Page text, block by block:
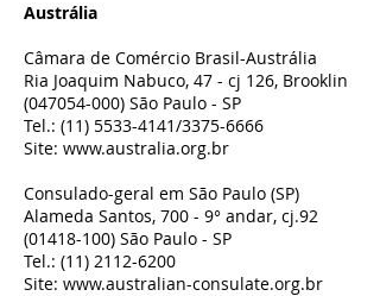
Austrália
Câmara de Comércio Brasil-Austrália
Ria Joaquim Nabuco, 47 - cj 126, Brooklin
(047054-000) São Paulo - SP
Tel.: (11) 5533-4141/3375-6666
Site: www.australia.org.br
Consulado-geral em São Paulo (SP)
Alameda Santos, 700 - 9° andar, cj.92
(01418-100) São Paulo - SP
Tel.: (11) 2112-6200
Site: www.australian-consulate.org.br